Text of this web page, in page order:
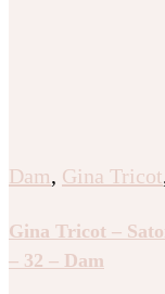
Dam, Gina Tricot
Gina Tricot –
– 32 – Dam